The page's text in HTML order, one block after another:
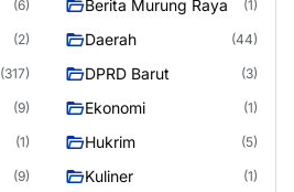
(6) Berita Murung Raya (1)
(2) Daerah (44)
(317) DPRD Barut (3)
(9) Ekonomi (1)
(1) Hukrim (5)
(9) Kuliner (1)